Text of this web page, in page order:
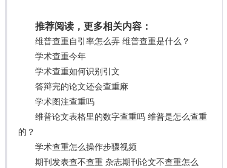
推荐阅读，更多相关内容：
维普查重自引率怎么弄 维普查重是什么？
学术查重今年
学术查重如何识别引文
答辩完的论文还会查重麻
学术图注查重吗
维普论文表格里的数字查重吗 维普是怎么查重
的？
学术查重怎么操作步骤视频
期刊发表查不查重 杂志期刊论文不查重怎么